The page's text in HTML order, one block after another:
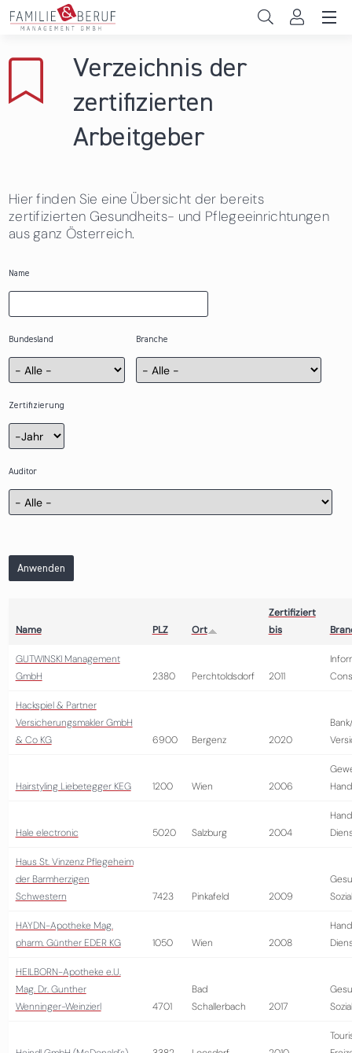
Direkt zum Inhalt
Gemeinden
Das sind wir
News & Events
Verzeichnis der
zertifizierten
Arbeitgeber
Hier finden Sie eine Übersicht der bereits
zertifizierten Gesundheits- und Pflegeeinrichtungen
aus ganz Österreich.
Name
Bundesland Branche
Zertifizierung
Zertifizierung
Jahr
Auditor
Anwenden
Name PLZ Ort
Zertifiziert
bis
GUTWINSKI Management
GmbH
2380 Perchtoldsdorf 2011
Hackspiel & Partner
Versicherungsmakler GmbH
& Co KG
6900 Bergenz 2020
Bank/
Hairstyling Liebetegger KEG 1200 Wien 2006
Hale electronic 5020 Salzburg 2004
Haus St. Vinzenz Pflegeheim
der Barmherzigen
Schwestern
7423 Pinkafeld 2009
HAYDN-Apotheke Mag.
pharm. Günther EDER KG
1050 Wien 2008
HEILBORN-Apotheke e.U.
Mag. Dr. Gunther
Wenninger-Weinzierl
4701
Bad
Schallerbach
2017